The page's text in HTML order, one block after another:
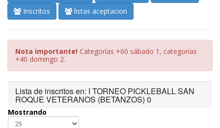
Inscritos
listas aceptacion
Nota importante! Categorías +60 sábado 1, categorías
+40 domingo 2.
Lista de inscritos en: I TORNEO PICKLEBALL SAN
ROQUE VETERANOS (BETANZOS) 0
Mostrando